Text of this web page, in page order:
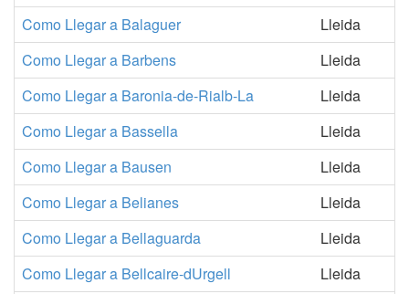
Como Llegar a Balaguer
Lleida
Como Llegar a Barbens
Lleida
Como Llegar a Baronia-de-Rialb-La
Lleida
Como Llegar a Bassella
Lleida
Como Llegar a Bausen
Lleida
Como Llegar a Belianes
Lleida
Como Llegar a Bellaguarda
Lleida
Como Llegar a Bellcaire-dUrgell
Lleida